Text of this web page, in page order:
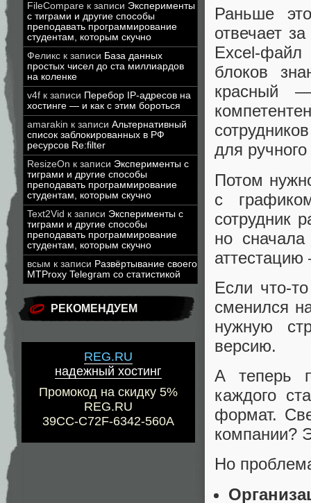
FileCompare к записи Эксперименты
с тиграми и другие способы
преподавать программирование
студентам, которым скучно
Феликс к записи База данных
простых чисел до ста миллиардов
на коленке
v4f к записи Перебор IP-адресов на
хостинге — и как с этим бороться
amarakin к записи Альтернативный
список заблокированных в РФ
ресурсов Re:filter
ResizeOn к записи Эксперименты с
тиграми и другие способы
преподавать программирование
студентам, которым скучно
Text2Vid к записи Эксперименты с
тиграми и другие способы
преподавать программирование
студентам, которым скучно
всым к записи Развёртывание своего
MTProxy Telegram со статистикой
РЕКОМЕНДУЕМ
REG.RU
надежный хостинг
Промокод на скидку 5%
REG.RU
39CC-C72F-6342-560A
Раньше
отвечает
Excel-
блоков
красный
для
Потом
с
сотрудник
но
Если что-
сменился
нужную
версию.
А теперь
каждого
формат.
компании?
Но